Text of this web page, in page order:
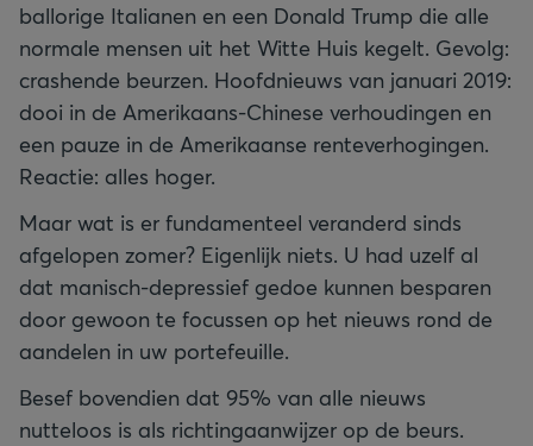
ballorige Italianen en een Donald Trump die alle
normale mensen uit het Witte Huis kegelt. Gevolg:
crashende beurzen. Hoofdnieuws van januari 2019:
dooi in de Amerikaans-Chinese verhoudingen en
een pauze in de Amerikaanse renteverhogingen.
Reactie: alles hoger.
Maar wat is er fundamenteel veranderd sinds
afgelopen zomer? Eigenlijk niets. U had uzelf al
dat manisch-depressief gedoe kunnen besparen
door gewoon te focussen op het nieuws rond de
aandelen in uw portefeuille.
Besef bovendien dat 95% van alle nieuws
nutteloos is als richtingaanwijzer op de beurs.